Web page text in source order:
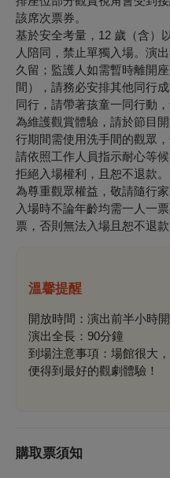
該席次票券。
基於安全考量，12 歲（含）
人陪同，禁止單獨入場。演
久留；監護人如需暫時離開
間），請務必安排其他同行
同行，請帶著孩童一同行動
為維護觀賞體驗，請於節目
行期間需使用洗手間的觀眾
請依照工作人員指示耐心等
拒絕入場權利，且恕不退款。
為尊重觀眾權益，敬請隨行
入場時不論年齡均需一人一
票，否則無法入場且恕不退款
溫馨提醒
開放時間：演出前半小時
演出全長：90分鐘
到場注意事項：場館很大
便得到最好的觀劇體驗！
購取票須知